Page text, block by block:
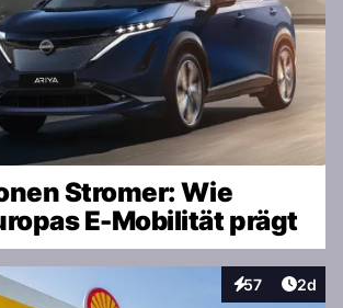
Stromer: Wie
E-Mobilität prägt
57
Interaktionen
2d